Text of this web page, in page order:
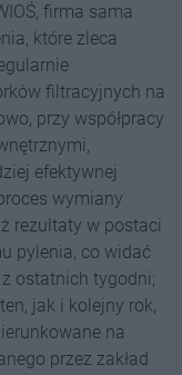
firma sama
które zleca
filtracyjnych na
przy współpracy
efektywnej
wymiany
rezultaty w postaci
pylenia, co widać
ostatnich tygodni;
jak i kolejny rok,
na
przez zakład